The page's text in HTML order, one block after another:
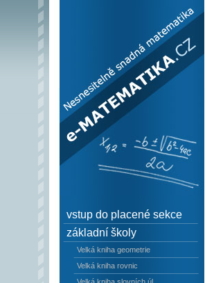
Nesnesitelně snadná
vstup do placené sekce
základní školy
Velká kniha geometrie
Velká kniha rovnic